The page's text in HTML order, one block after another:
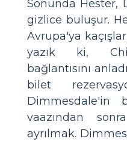
Sonunda Hester,
gizlice buluşur.
Avrupa'ya
yazık ki,
bağlantısını
bilet
Dimmesdale'in
vaazından
ayrılmak.